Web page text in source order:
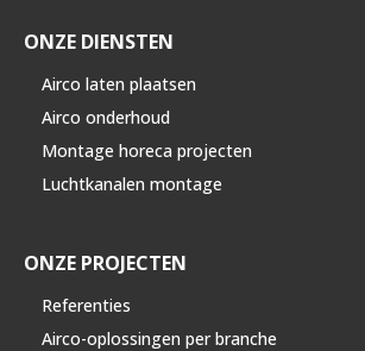
ONZE DIENSTEN
Airco laten plaatsen
Airco onderhoud
Montage horeca projecten
Luchtkanalen montage
ONZE PROJECTEN
Referenties
Airco-oplossingen per branche